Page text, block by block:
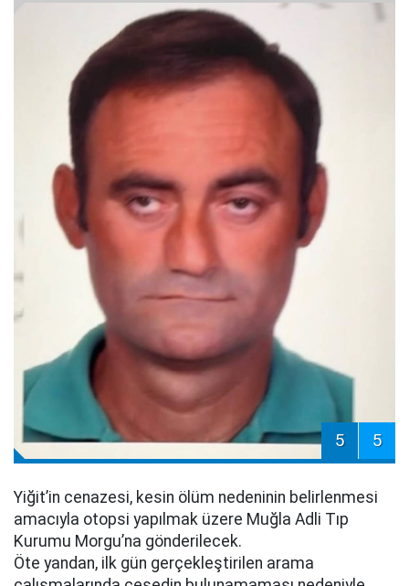
5 5
Yiğit’in cenazesi, kesin ölüm nedeninin belirlenmesi
amacıyla otopsi yapılmak üzere Muğla Adli Tıp
Kurumu Morgu’na gönderilecek.
Öte yandan, ilk gün gerçekleştirilen arama